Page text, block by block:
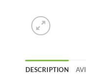
DESCRIPTION